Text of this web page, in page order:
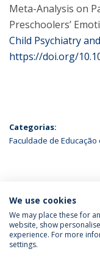
Meta-Analysis on
Preschoolers’
Child Psychiatry
https://doi.org/
Categorias:
Faculdade de Educação
ÚLTIMAS NOTÍCIAS
Política de
We use cookies
We may place these for
website, show
experience. For more
settings.